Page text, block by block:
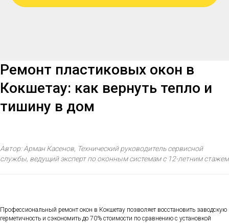
Ремонт пластиковых окон в
Кокшетау: как вернуть тепло и
тишину в дом
Автор: Арман Касенов, Технический руководитель сервисной
службы, ведущий эксперт по оконным системам с 12-летним стажем
Профессиональный ремонт окон в Кокшетау позволяет восстановить заводскую
герметичность и сэкономить до 70% стоимости по сравнению с установкой